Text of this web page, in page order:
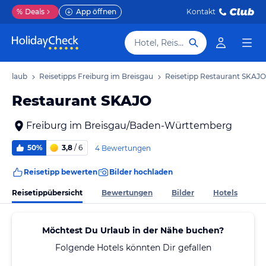
% Deals App öffnen Kontakt
Hotel, Reiseziel
Urlaub Reisetipps Freiburg im Breisgau Reisetipp Restaurant SKAJO
Restaurant SKAJO
Freiburg im Breisgau/Baden-Württemberg
50% 3,8 / 6 4 Bewertungen
Reisetipp bewerten Bilder hochladen
Reisetippübersicht Bewertungen Bilder Hotels
Möchtest Du Urlaub in der Nähe buchen?
Folgende Hotels könnten Dir gefallen